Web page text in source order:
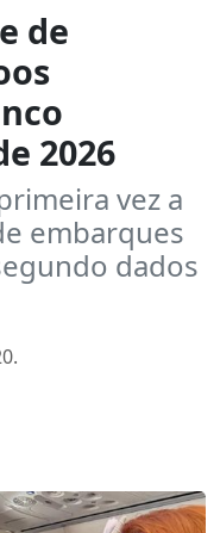
de
2026
vez a
embarques
dados